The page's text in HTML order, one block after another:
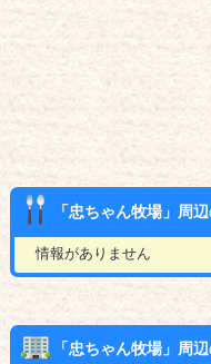
「忠ちゃん牧場」周
情報がありません
「忠ちゃん牧場」周